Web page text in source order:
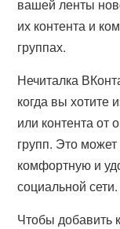
вашей ленты
их контента и
группах.
Нечиталка
когда вы хотите
или контента от
групп. Это
комфортную и
социальной сети.
Чтобы добавить